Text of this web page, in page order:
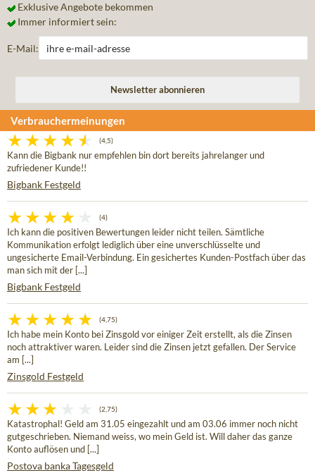
Exklusive Angebote bekommen
Immer informiert sein:
E-Mail:
Verbrauchermeinungen
(4,5)
Kann die Bigbank nur empfehlen bin dort bereits jahrelanger und
zufriedener Kunde!!
Bigbank Festgeld
(4)
Ich kann die positiven Bewertungen leider nicht teilen. Sämtliche
Kommunikation erfolgt lediglich über eine unverschlüsselte und
ungesicherte Email-Verbindung. Ein gesichertes Kunden-Postfach über das
man sich mit der [...]
Bigbank Festgeld
(4,75)
Ich habe mein Konto bei Zinsgold vor einiger Zeit erstellt, als die Zinsen
noch attraktiver waren. Leider sind die Zinsen jetzt gefallen. Der Service
am [...]
Zinsgold Festgeld
(2,75)
Katastrophal! Geld am 31.05 eingezahlt und am 03.06 immer noch nicht
gutgeschrieben. Niemand weiss, wo mein Geld ist. Will daher das ganze
Konto auflösen und [...]
Postova banka Tagesgeld